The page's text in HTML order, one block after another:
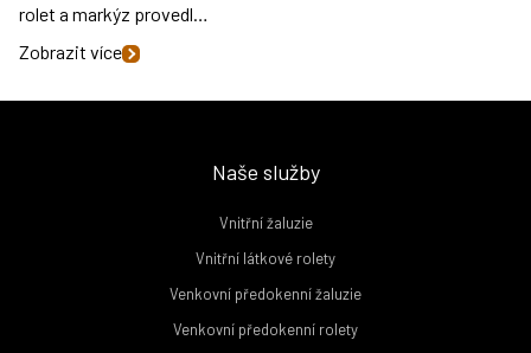
rolet a markýz provedl…
Zobrazit více
Naše služby
Vnitřní žaluzie
Vnitřní látkové rolety
Venkovní předokenní žaluzie
Venkovní předokenní rolety